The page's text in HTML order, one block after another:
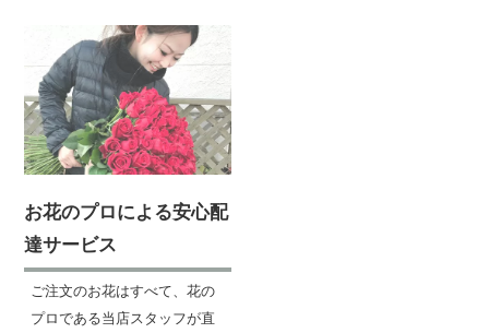
お花のプロによる安心配
達サービス
ご注文のお花はすべて、花の
プロである当店スタッフが直